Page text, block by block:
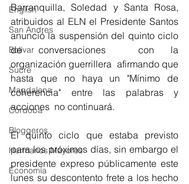
English
San Andres
Bolívar
Sucre
Magdalena
Córdoba
Bloggeros
Hermanos Mayores
Economía
Barranquilla, Soledad y Santa Rosa,
atribuidos al ELN el Presidente Santos
anunció la suspensión del quinto ciclo
de conversaciones  con la
organización guerrillera  afirmando que
hasta que no haya un "Mínimo de
coherencia" entre las palabras y
acciones  no continuará.
El quinto ciclo que estaba previsto
para los próximos días, sin embargo el
presidente expreso públicamente este
lunes su descontento frete a los hecho